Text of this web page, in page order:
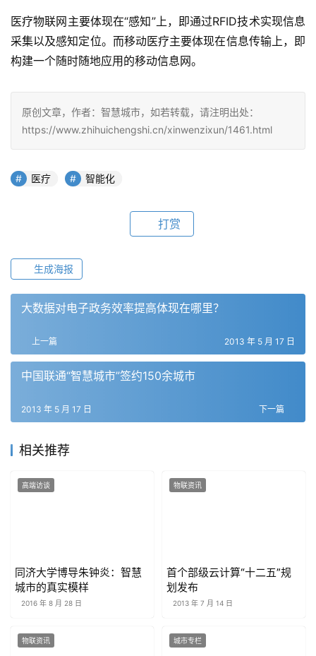
医疗物联网主要体现在“感知”上，即通过RFID技术实现信息
采集以及感知定位。而移动医疗主要体现在信息传输上，即
构建一个随时随地应用的移动信息网。
原创文章，作者：智慧城市，如若转载，请注明出处：
https://www.zhihuichengshi.cn/xinwenzixun/1461.html
医疗 智能化
打赏
生成海报
大数据对电子政务效率提高体现在哪里？
上一篇 2013 年 5 月 17 日
中国联通“智慧城市”签约150余城市
下一篇
2013 年 5 月 17 日
相关推荐
高端访谈
同济大学博导朱钟炎：智慧
城市的真实模样
2016 年 8 月 28 日
物联资讯
首个部级云计算“十二五”规
划发布
2013 年 7 月 14 日
物联资讯 城市专栏